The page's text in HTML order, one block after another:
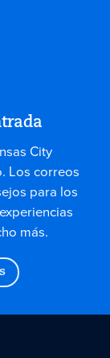
City
Los correos
para los
más.